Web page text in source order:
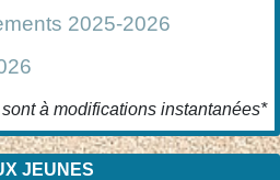
2025-2026
à modifications instantanées*
JEUNES